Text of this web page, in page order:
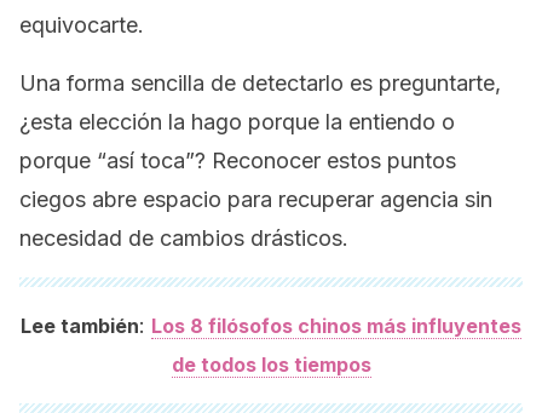
equivocarte.
Una forma sencilla de detectarlo es preguntarte,
¿esta elección la hago porque la entiendo o
porque “así toca”? Reconocer estos puntos
ciegos abre espacio para recuperar agencia sin
necesidad de cambios drásticos.
Lee también: Los 8 filósofos chinos más influyentes
de todos los tiempos